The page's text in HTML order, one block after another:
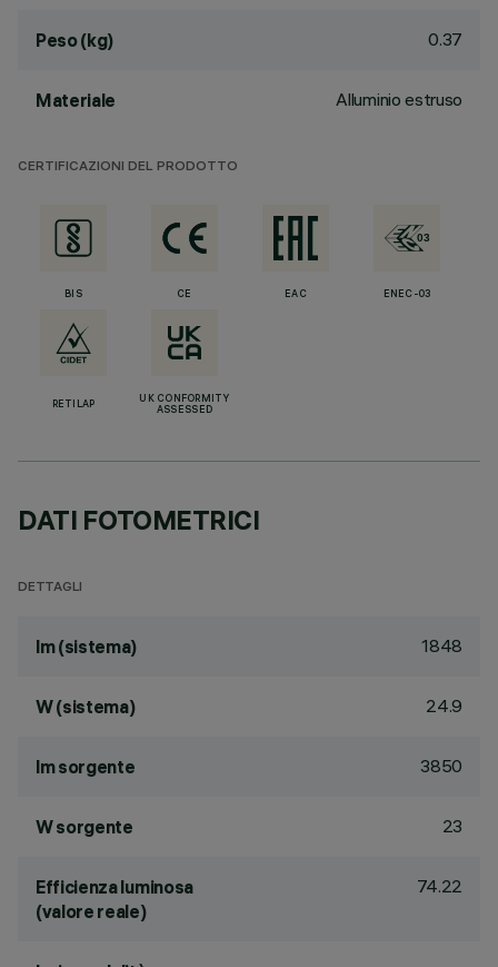
Peso (kg) 0.37
Materiale Alluminio estruso
CERTIFICAZIONI DEL PRODOTTO
BIS CE EAC ENEC-03
RETILAP
UK CONFORMITY
ASSESSED
DATI FOTOMETRICI
DETTAGLI
lm (sistema) 1848
W (sistema) 24.9
lm sorgente 3850
W sorgente 23
Efficienza luminosa
(valore reale)
74.22